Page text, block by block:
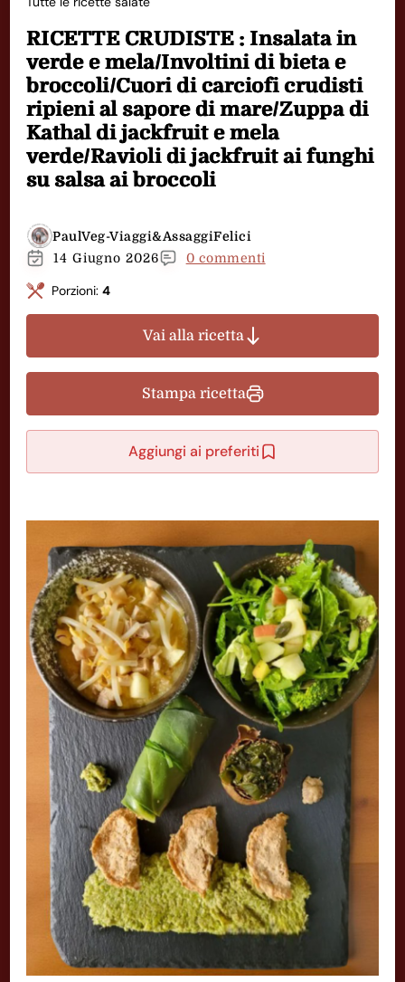
RICETTE CRUDISTE : Insalata in
verde e mela/Involtini di bieta e
broccoli/Cuori di carciofi crudisti
ripieni al sapore di mare/Zuppa di
Kathal di jackfruit e mela
verde/Ravioli di jackfruit ai funghi
su salsa ai broccoli
PaulVeg-Viaggi&AssaggiFelici
14 Giugno 2026
0 commenti
Porzioni: 4
Vai alla ricetta
Stampa ricetta
Aggiungi ai preferiti